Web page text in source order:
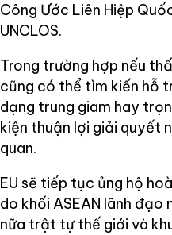
Công Ước Liên Hiệp
UNCLOS.
Trong trường hợp nếu
cũng có thể tìm kiến hỗ
dạng trung giam hay
kiện thuận lợi giải quyết
quan.
EU sẽ tiếp tục ủng hộ
do khối ASEAN lãnh đạo
nữa trật tự thế giới và